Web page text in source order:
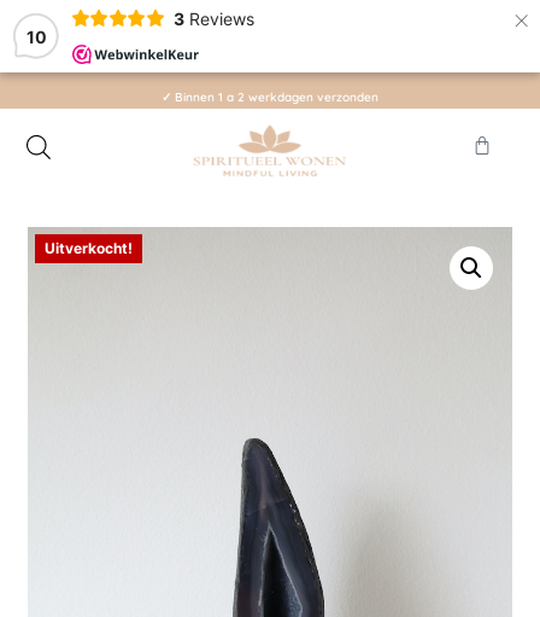
10
3 Reviews ×
✓ Binnen 1 a 2 werkdagen verzonden
Uitverkocht!